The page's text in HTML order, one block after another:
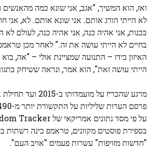
ואז, הוא המשיך, "אגב, אני שונא כמה
לא הייתי הורג אותם. אני שונא אותם. לא, אני
בכנות, אני אהיה כנה, אני אהיה כנה, לעולם לא
בחיים לא הייתי עושה את זה." לאחר מכן
האיזון בידו – התנועה שמציינת אולי – "אה,
הייתי עושה זאת", הוא אמר, ונראה ששיחק
בספירת פוסטים מקוונים, טראמפ כינה רשתות
"חדשות מזויפות" עשרות פעמים "אויב העם".